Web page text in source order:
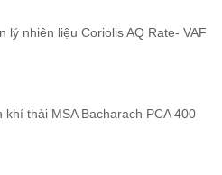
lý nhiên liệu Coriolis AQ Rate- VAF
khí thải MSA Bacharach PCA 400